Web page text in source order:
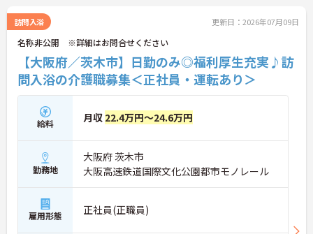
訪問入浴 更新日：2026年07月09日
名称非公開 ※詳細はお問合せください
【大阪府／茨木市】日勤のみ◎福利厚生充実♪訪
問入浴の介護職募集＜正社員・運転あり＞
給料 月収 22.4万円～24.6万円
勤務地
大阪府 茨木市
大阪高速鉄道国際文化公園都市モノレール
雇用形態 正社員(正職員)